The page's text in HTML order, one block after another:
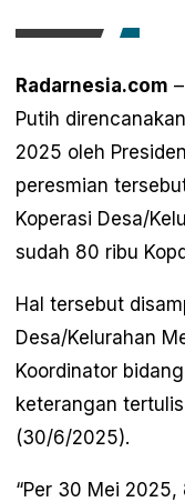
Radarnesia.com
Putih
2025 oleh
peresmian
Koperasi Desa/
sudah 80 ribu
Hal tersebut
Desa/Kelurahan
Koordinator
keterangan
(30/6/2025).
“Per 30 Mei